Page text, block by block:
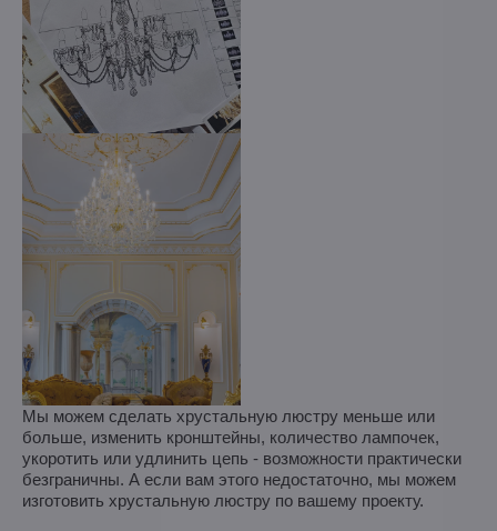
Мы можем сделать хрустальную люстру меньше или
больше, изменить кронштейны, количество лампочек,
укоротить или удлинить цепь - возможности практически
безграничны. А если вам этого недостаточно, мы можем
изготовить хрустальную люстру по вашему проекту.